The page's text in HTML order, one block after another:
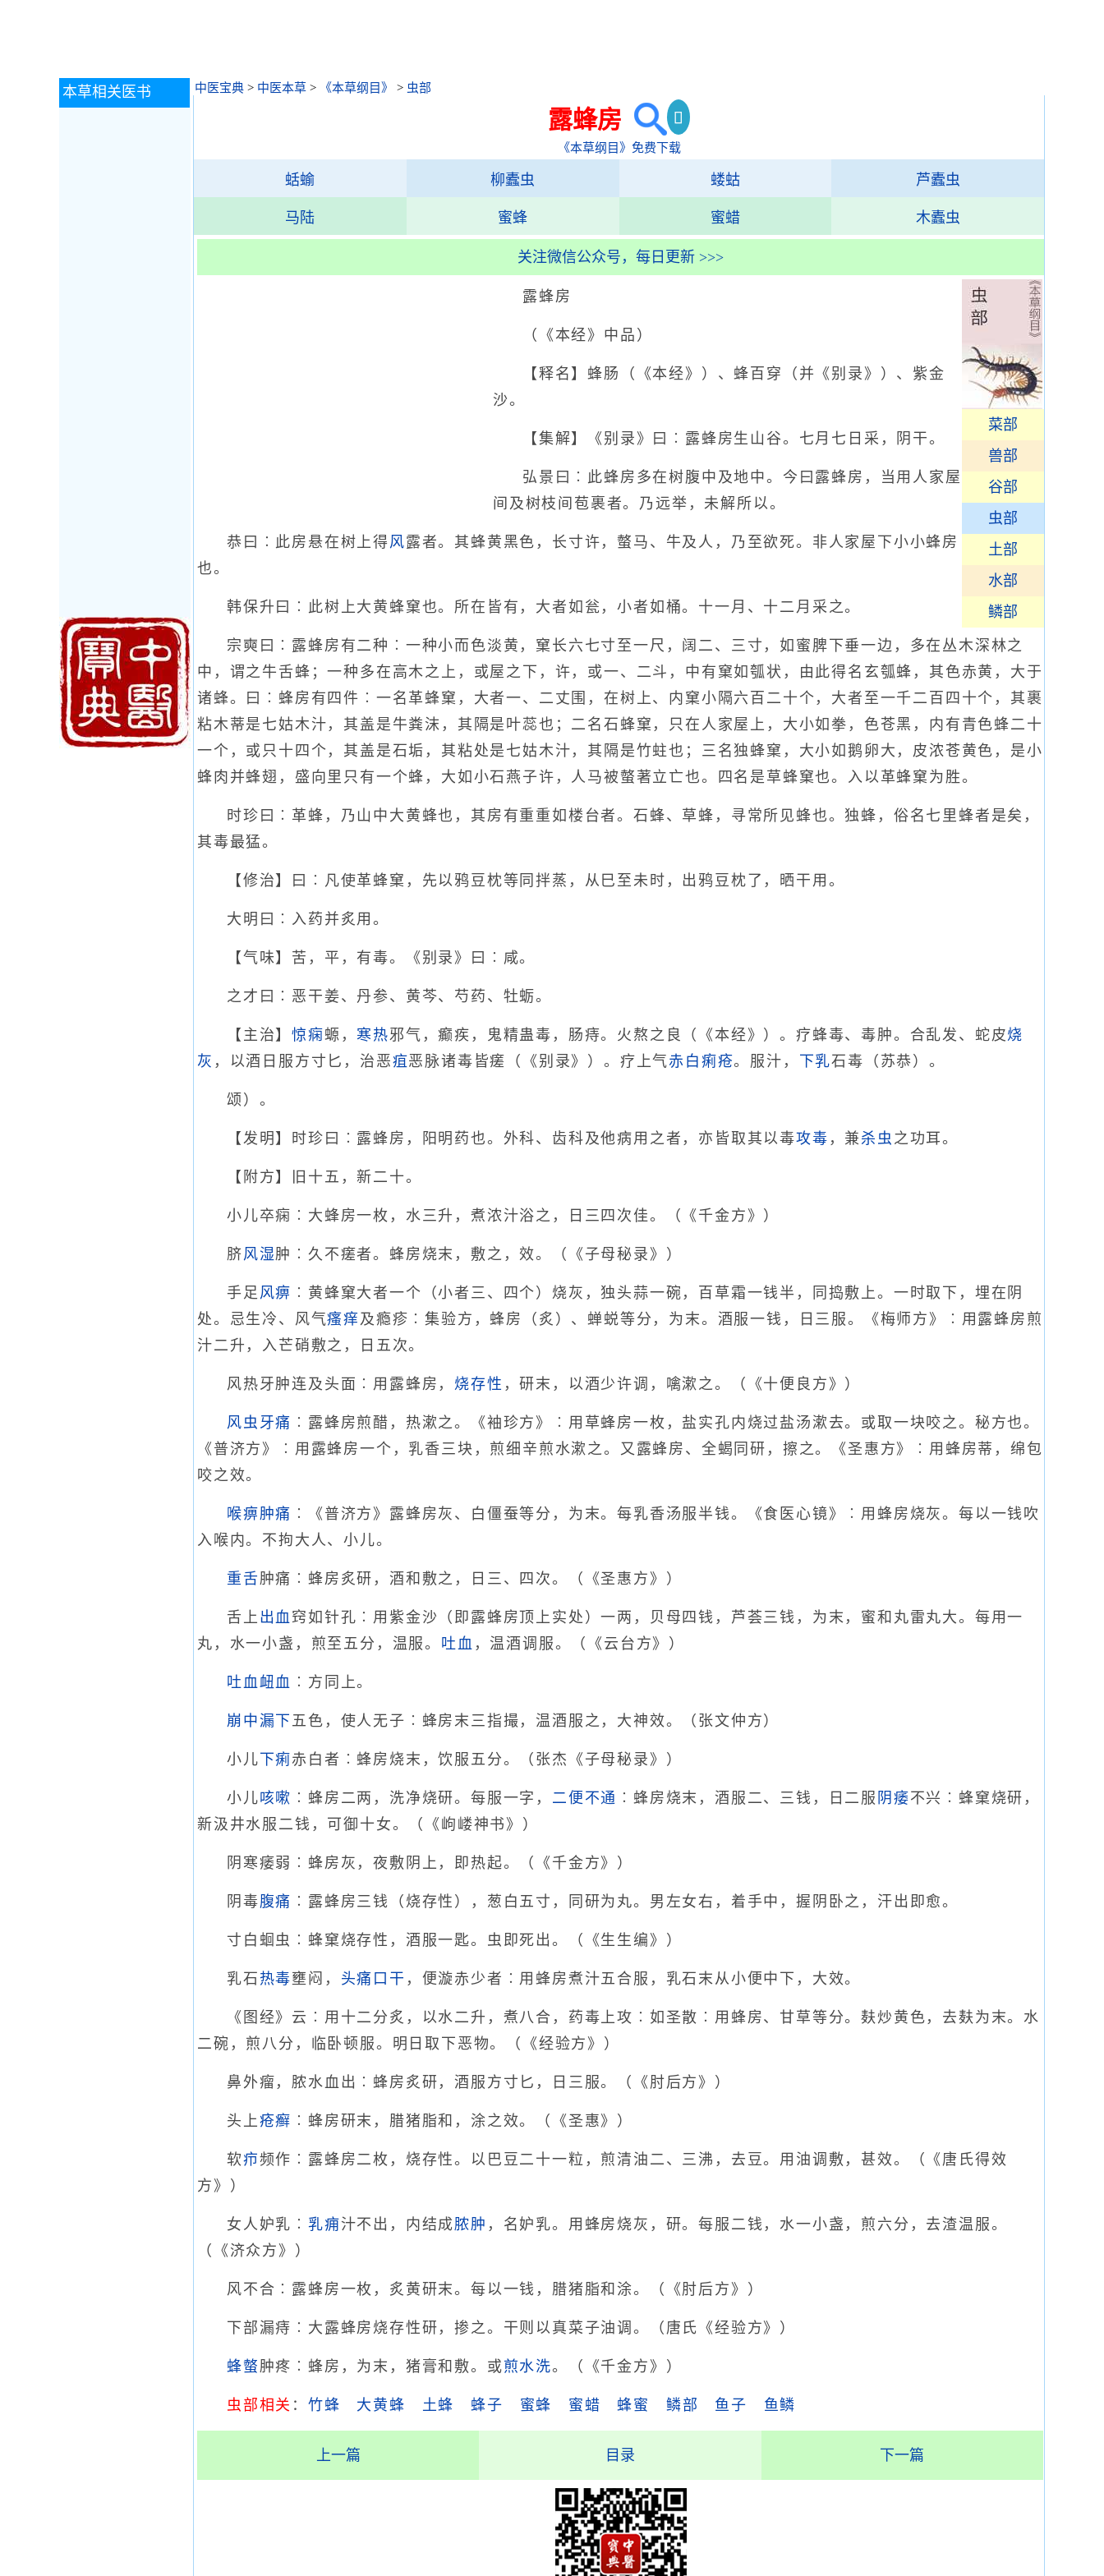
中医宝典 > 中医本草 > 《本草纲目》 > 虫部
露蜂房
《本草纲目》免费下载
蛞蝓 柳蠹虫 蝼蛄 芦蠹虫
马陆 蜜蜂 蜜蜡 木蠹虫
关注微信公众号，每日更新 >>>
菜部
兽部
谷部
虫部
土部
水部
鳞部
露蜂房
（《本经》中品）
【释名】蜂肠（《本经》）、蜂百穿（并《别录》）、紫金
沙。
【集解】《别录》曰︰露蜂房生山谷。七月七日采，阴干。
弘景曰︰此蜂房多在树腹中及地中。今曰露蜂房，当用人家屋
间及树枝间苞裹者。乃远举，未解所以。
恭曰︰此房悬在树上得风露者。其蜂黄黑色，长寸许，螫马、牛及人，乃至欲死。非人家屋下小小蜂房
也。
韩保升曰︰此树上大黄蜂窠也。所在皆有，大者如瓮，小者如桶。十一月、十二月采之。
宗奭曰︰露蜂房有二种︰一种小而色淡黄，窠长六七寸至一尺，阔二、三寸，如蜜脾下垂一边，多在丛木深林之
中，谓之牛舌蜂；一种多在高木之上，或屋之下，许，或一、二斗，中有窠如瓠状，由此得名玄瓠蜂，其色赤黄，大于
诸蜂。曰︰蜂房有四件︰一名革蜂窠，大者一、二丈围，在树上、内窠小隔六百二十个，大者至一千二百四十个，其裹
粘木蒂是七姑木汁，其盖是牛粪沫，其隔是叶蕊也；二名石蜂窠，只在人家屋上，大小如拳，色苍黑，内有青色蜂二十
一个，或只十四个，其盖是石垢，其粘处是七姑木汁，其隔是竹蛀也；三名独蜂窠，大小如鹅卵大，皮浓苍黄色，是小
蜂肉并蜂翅，盛向里只有一个蜂，大如小石燕子许，人马被螫著立亡也。四名是草蜂窠也。入以革蜂窠为胜。
时珍曰︰革蜂，乃山中大黄蜂也，其房有重重如楼台者。石蜂、草蜂，寻常所见蜂也。独蜂，俗名七里蜂者是矣，
其毒最猛。
【修治】曰︰凡使革蜂窠，先以鸦豆枕等同拌蒸，从巳至未时，出鸦豆枕了，晒干用。
大明曰︰入药并炙用。
【气味】苦，平，有毒。《别录》曰︰咸。
之才曰︰恶干姜、丹参、黄芩、芍药、牡蛎。
【主治】惊痫螈，寒热邪气，癫疾，鬼精蛊毒，肠痔。火熬之良（《本经》）。疗蜂毒、毒肿。合乱发、蛇皮烧
灰 ，以酒日服方寸匕，治恶疽恶脉诸毒皆瘥（《别录》）。疗上气赤白痢疮。服汁， 下乳石毒（苏恭）。
颂）。
【发明】时珍曰︰露蜂房，阳明药也。外科、齿科及他病用之者，亦皆取其以毒攻毒 ，兼 杀虫 之功耳。
【附方】旧十五，新二十。
小儿卒痫︰大蜂房一枚，水三升，煮浓汁浴之，日三四次佳。（《千金方》）
脐风湿肿︰久不瘥者。蜂房烧末，敷之，效。（《子母秘录》）
手足 风痹 ︰黄蜂窠大者一个（小者三、四个）烧灰，独头蒜一碗，百草霜一钱半，同捣敷上。一时取下，埋在阴
处。忌生冷、风气瘙痒 及瘾疹︰集验方，蜂房（炙）、蝉蜕等分，为末。酒服一钱，日三服。《梅师方》︰用露蜂房煎
汁二升，入芒硝敷之，日五次。
风热牙肿连及头面︰用露蜂房， 烧存性 ，研末，以酒少许调，噙漱之。（《十便良方》）
风虫牙痛 ︰露蜂房煎醋，热漱之。《袖珍方》︰用草蜂房一枚，盐实孔内烧过盐汤漱去。或取一块咬之。秘方也。
《普济方》︰用露蜂房一个，乳香三块，煎细辛煎水漱之。又露蜂房、全蝎同研，擦之。《圣惠方》︰用蜂房蒂，绵包
咬之效。
喉痹肿痛 ︰《普济方》露蜂房灰、白僵蚕等分，为末。每乳香汤服半钱。《食医心镜》︰用蜂房烧灰。每以一钱吹
入喉内。不拘大人、小儿。
重舌 肿痛︰蜂房炙研，酒和敷之，日三、四次。（《圣惠方》）
舌上 出血窍如针孔︰用紫金沙（即露蜂房顶上实处）一两，贝母四钱，芦荟三钱，为末，蜜和丸雷丸大。每用一
丸，水一小盏，煎至五分，温服。 吐血 ，温酒调服。（《云台方》）
吐血衄血 ︰方同上。
崩中漏下 五色，使人无子︰蜂房末三指撮，温酒服之，大神效。（张文仲方）
小儿 下痢 赤白者︰蜂房烧末，饮服五分。（张杰《子母秘录》）
小儿咳嗽 ︰蜂房二两，洗净烧研。每服一字， 二便不通 ︰蜂房烧末，酒服二、三钱，日二服 阴痿不兴︰蜂窠烧研，
新汲井水服二钱，可御十女。（《岣嵝神书》）
阴寒痿弱︰蜂房灰，夜敷阴上，即热起。（《千金方》）
阴毒腹痛 ︰露蜂房三钱（烧存性），葱白五寸，同研为丸。男左女右，着手中，握阴卧之，汗出即愈。
寸白蛔虫︰蜂窠烧存性，酒服一匙。虫即死出。（《生生编》）
乳石 热毒壅闷， 头痛 口干 ，便漩赤少者︰用蜂房煮汁五合服，乳石末从小便中下，大效。
《图经》云︰用十二分炙，以水二升，煮八合，药毒上攻︰如圣散︰用蜂房、甘草等分。麸炒黄色，去麸为末。水
二碗，煎八分，临卧顿服。明日取下恶物。（《经验方》）
鼻外瘤，脓水血出︰蜂房炙研，酒服方寸匕，日三服。（《肘后方》）
头上疮癣 ︰蜂房研末，腊猪脂和，涂之效。（《圣惠》）
软疖频作︰露蜂房二枚，烧存性。以巴豆二十一粒，煎清油二、三沸，去豆。用油调敷，甚效。（《唐氏得效
方》）
女人妒乳︰ 乳痈汁不出，内结成脓肿 ，名妒乳。用蜂房烧灰，研。每服二钱，水一小盏，煎六分，去渣温服。
（《济众方》）
风不合︰露蜂房一枚，炙黄研末。每以一钱，腊猪脂和涂。（《肘后方》）
下部漏痔︰大露蜂房烧存性研，掺之。干则以真菜子油调。（唐氏《经验方》）
蜂螫 肿疼︰蜂房，为末，猪膏和敷。或煎水洗。（《千金方》）
虫部相关 ：竹蜂 大黄蜂 土蜂 蜂子 蜜蜂 蜜蜡 蜂蜜 鳞部 鱼子 鱼鳞
上一篇 目录 下一篇
本草相关医书